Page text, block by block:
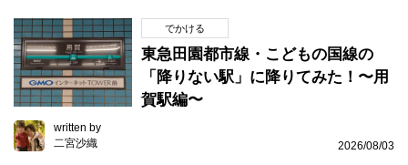
でかける
東急田園都市線・こどもの国線の
「降りない駅」に降りてみた！〜用
賀駅編〜
written by
二宮沙織
2026/08/03